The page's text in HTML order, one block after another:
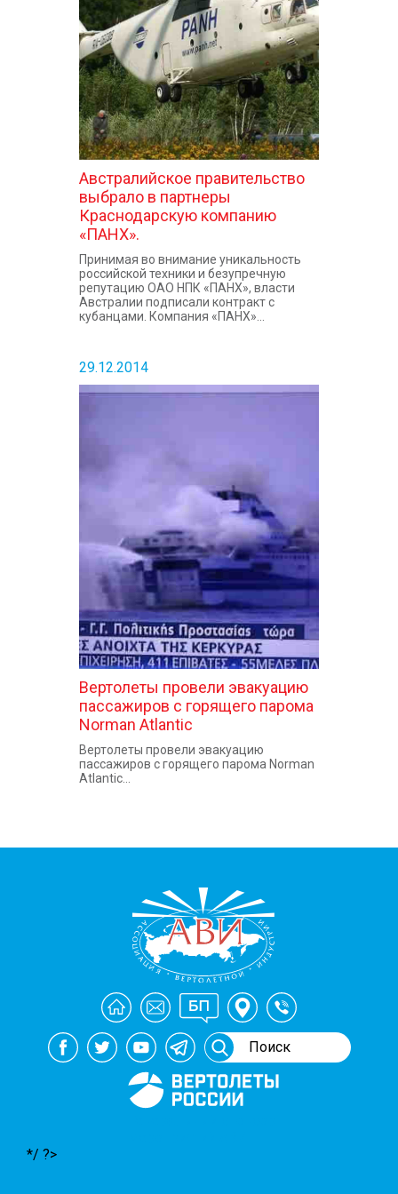
КОНТАКТЫ
Австралийское правительство
выбрало в партнеры
Краснодарскую компанию
«ПАНХ».
Принимая во внимание уникальность
российской техники и безупречную
репутацию ОАО НПК «ПАНХ», власти
Австралии подписали контракт с
кубанцами. Компания «ПАНХ»...
29.12.2014
Вертолеты провели эвакуацию
пассажиров с горящего парома
Norman Atlantic
Вертолеты провели эвакуацию
пассажиров с горящего парома Norman
Atlantic...
*/ ?>